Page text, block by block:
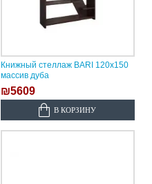
Книжный стеллаж BARI 120х150
массив дуба
₪5609
В КОРЗИНУ